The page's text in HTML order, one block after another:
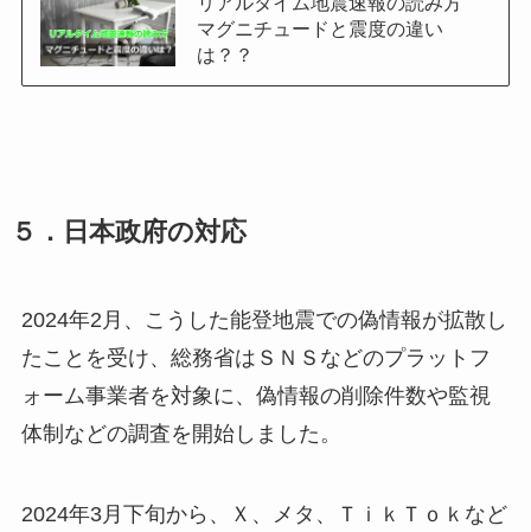
マグニチュードと震度の違い
は？？
５．日本政府の対応
2024年2月、こうした能登地震での偽情報が拡散し
たことを受け、総務省はＳＮＳなどのプラットフ
ォーム事業者を対象に、偽情報の削除件数や監視
体制などの調査を開始しました。
2024年3月下旬から、Ｘ、メタ、ＴｉｋＴｏｋなど